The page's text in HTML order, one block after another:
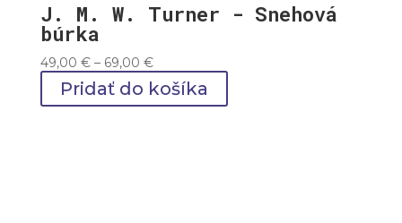
J. M. W. Turner - Snehová
búrka
49,00 € – 69,00 €Price
range:
49,00 €
Pridať do košíka